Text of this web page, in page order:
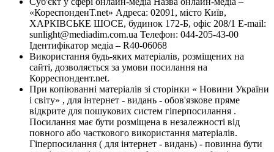
«КореспонденТ.net» Адреса: 02091, місто Київ,
ХАРКІВСЬКЕ ШОСЕ, будинок 172-Б, офіс 208/1 E-mail:
sunlight@mediadim.com.ua Телефон: 044-205-43-00
Ідентифікатор медіа – R40-06068
Використання будь-яких матеріалів, розміщених на
сайті, дозволяється за умови посилання на
Корреспондент.net.
При копіюванні матеріалів зі сторінки « Новини України
і світу» , для інтернет - видань - обов'язкове пряме
відкрите для пошукових систем гіперпосилання .
Посилання має бути розміщена в незалежності від
повного або часткового використання матеріалів.
Гіперпосилання ( для інтернет - видань) - повинна бути